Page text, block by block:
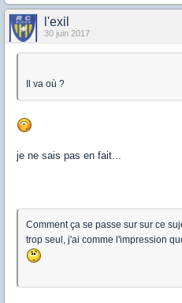
l'exil
30 juin 2017
Il va où ?
je ne sais pas en fait...
Comment ça se passe sur sur ce
trop seul, j'ai comme l'impression